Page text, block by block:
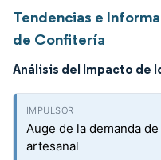
Tendencias e
de Confitería
Análisis del Impacto de
Auge de la demanda
artesanal